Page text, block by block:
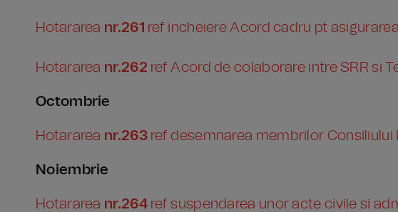
Hotararea nr.261 ref incheiere Acord cadru pt
Hotararea nr.262 ref Acord de colaborare intre SRR si
Octombrie
Hotararea nr.263ref desemnarea membrilor Consiliului
Noiembrie
Hotararea nr.264ref suspendarea unor acte civile si